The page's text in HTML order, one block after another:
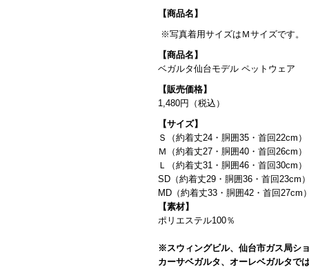
【商品名】
※写真着用サイズはＭサイズです。
【商品名】
ベガルタ仙台モデル ペットウェア
【販売価格】
1,480円（税込）
【サイズ】
Ｓ（約着丈24・胴囲35・首回22cm）
Ｍ（約着丈27・胴囲40・首回26cm）
Ｌ（約着丈31・胴囲46・首回30cm）
SD（約着丈29・胴囲36・首回23cm
MD（約着丈33・胴囲42・首回27cm
【素材】
ポリエステル100％
※スウィングビル、仙台市ガス局シ
カーサベガルタ、オーレベガルタで